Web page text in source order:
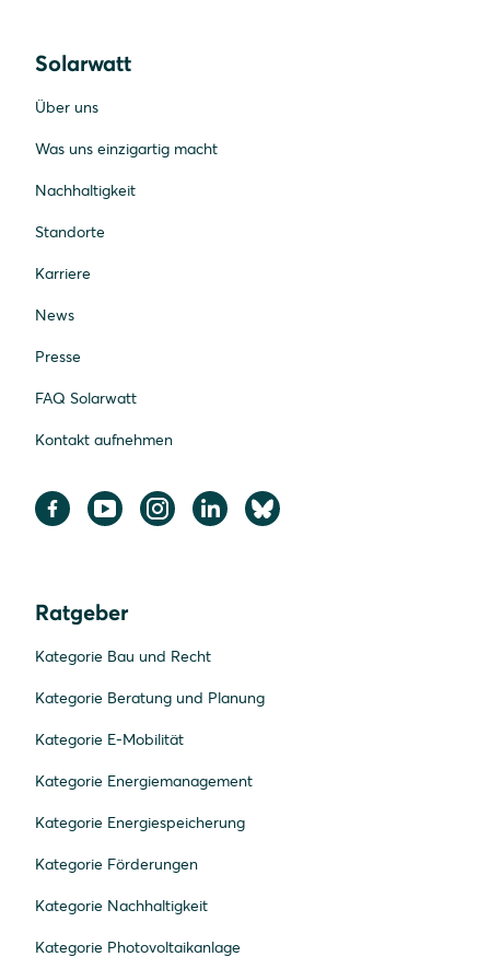
bestehenden Heizsystemen.
Solarwatt
Über uns
Was uns einzigartig macht
Nachhaltigkeit
Standorte
Karriere
News
Presse
FAQ Solarwatt
Kontakt aufnehmen
Ratgeber
Kategorie Bau und Recht
Kategorie Beratung und Planung
Kategorie E-Mobilität
Kategorie Energiemanagement
Kategorie Energiespeicherung
Kategorie Förderungen
Kategorie Nachhaltigkeit
Kategorie Photovoltaikanlage